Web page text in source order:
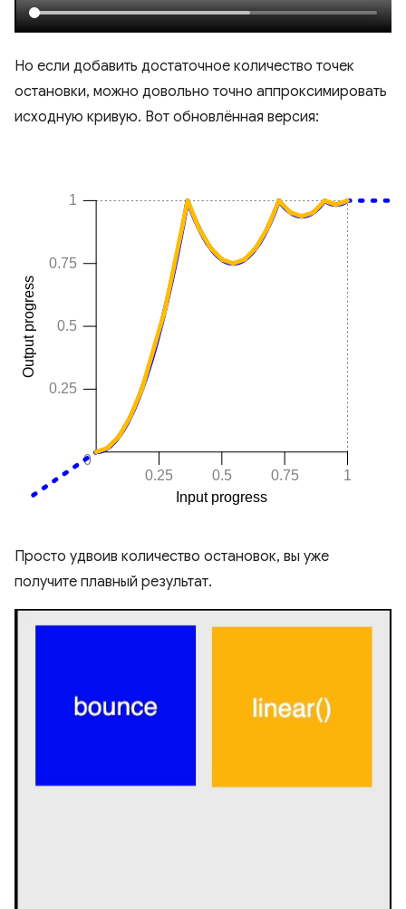
Но если добавить достаточное количество точек
остановки, можно довольно точно аппроксимировать
исходную кривую. Вот обновлённая версия:
Просто удвоив количество остановок, вы уже
получите плавный результат.